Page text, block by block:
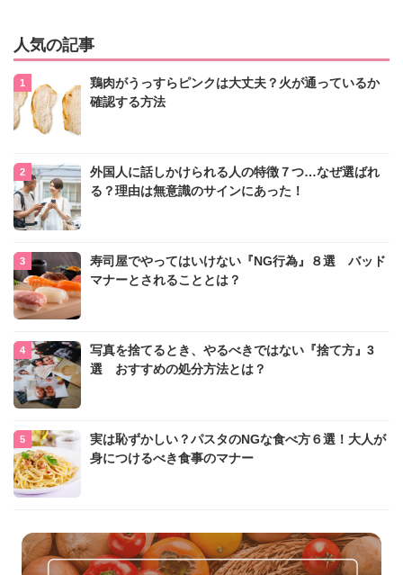
人気の記事
鶏肉がうっすらピンクは大丈夫？火が通っているか
確認する方法
外国人に話しかけられる人の特徴７つ…なぜ選ばれ
る？理由は無意識のサインにあった！
寿司屋でやってはいけない『NG行為』８選 バッド
マナーとされることとは？
写真を捨てるとき、やるべきではない『捨て方』3
選 おすすめの処分方法とは？
実は恥ずかしい？パスタのNGな食べ方６選！大人が
身につけるべき食事のマナー